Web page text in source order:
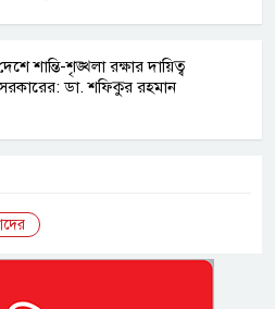
শান্তি-শৃঙ্খলা রক্ষার দায়িত্ব
ডা. শফিকুর রহমান